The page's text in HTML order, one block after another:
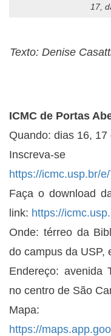
17,
Texto: Denise
ICMC de Portas
Quando: dias 16,
Inscreva-
https://icmc.usp.br/
Faça o download
link: https://
Onde: térreo da
do campus da USP,
Endereço: avenida
no centro de São
Mapa:
https://